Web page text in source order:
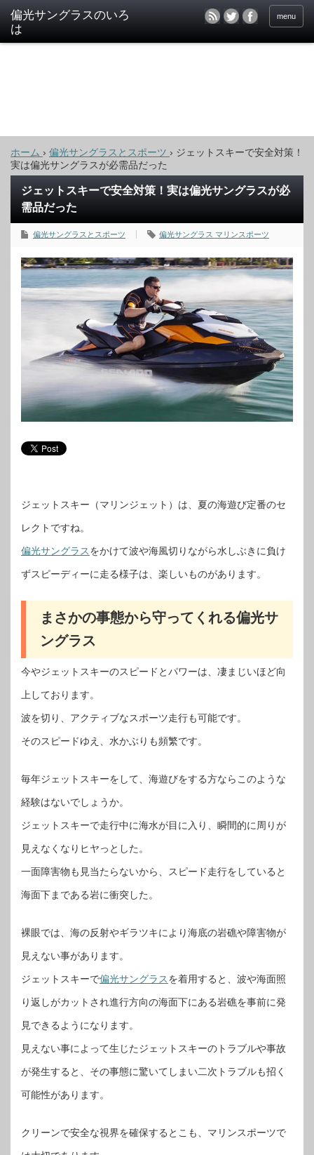
偏光サングラスのいろ
は
menu
ホーム › 偏光サングラスとスポーツ › ジェットスキーで安全対策！
実は偏光サングラスが必需品だった
ジェットスキーで安全対策！実は偏光サングラスが必
需品だった
偏光サングラスとスポーツ 偏光サングラス マリンスポーツ
ジェットスキー（マリンジェット）は、夏の海遊び定番のセ
レクトですね。
偏光サングラスをかけて波や海風切りながら水しぶきに負け
ずスピーディーに走る様子は、楽しいものがあります。
まさかの事態から守ってくれる偏光サ
ングラス
今やジェットスキーのスピードとパワーは、凄まじいほど向
上しております。
波を切り、アクティブなスポーツ走行も可能です。
そのスピードゆえ、水かぶりも頻繁です。
毎年ジェットスキーをして、海遊びをする方ならこのような
経験はないでしょうか。
ジェットスキーで走行中に海水が目に入り、瞬間的に周りが
見えなくなりヒヤっとした。
一面障害物も見当たらないから、スピード走行をしていると
海面下まである岩に衝突した。
裸眼では、海の反射やギラツキにより海底の岩礁や障害物が
見えない事があります。
ジェットスキーで偏光サングラスを着用すると、波や海面照
り返しがカットされ進行方向の海面下にある岩礁を事前に発
見できるようになります。
見えない事によって生じたジェットスキーのトラブルや事故
が発生すると、その事態に驚いてしまい二次トラブルも招く
可能性があります。
クリーンで安全な視界を確保するとこも、マリンスポーツで